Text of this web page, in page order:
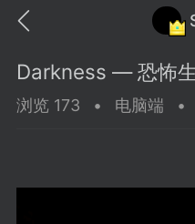
Darkness — 恐怖
浏览 173 • 电脑端 •